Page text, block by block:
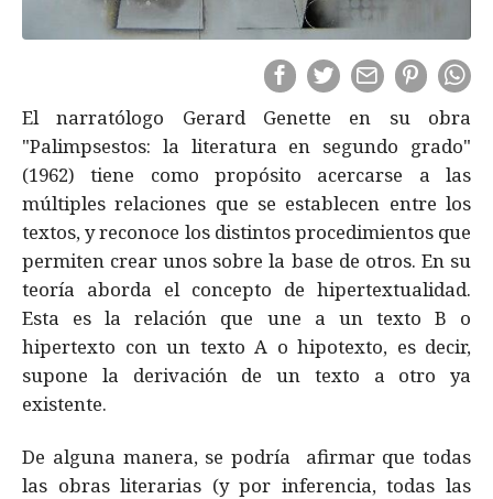
El narratólogo Gerard Genette en su obra
"Palimpsestos: la literatura en segundo grado"
(1962) tiene como propósito acercarse a las
múltiples relaciones que se establecen entre los
textos, y reconoce los distintos procedimientos que
permiten crear unos sobre la base de otros. En su
teoría aborda el concepto de hipertextualidad.
Esta es la relación que une a un texto B o
hipertexto con un texto A o hipotexto, es decir,
supone la derivación de un texto a otro ya
existente.
De alguna manera, se podría afirmar que todas
las obras literarias (y por inferencia, todas las